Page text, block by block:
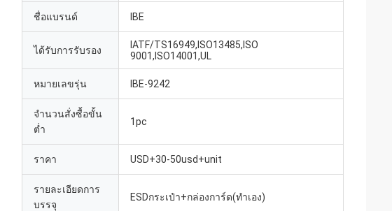
ชื่อแบรนด์ IBE
ได้รับการรับรอง
IATF/TS16949,ISO13485,ISO
9001,ISO14001,UL
หมายเลขรุ่น IBE-9242
จำนวนสั่งซื้อขั้น
ต่ำ
1pc
ราคา USD+30-50usd+unit
รายละเอียดการ
บรรจุ
ESDกระเป๋า+กล่องการ์ด(ทำเอง)